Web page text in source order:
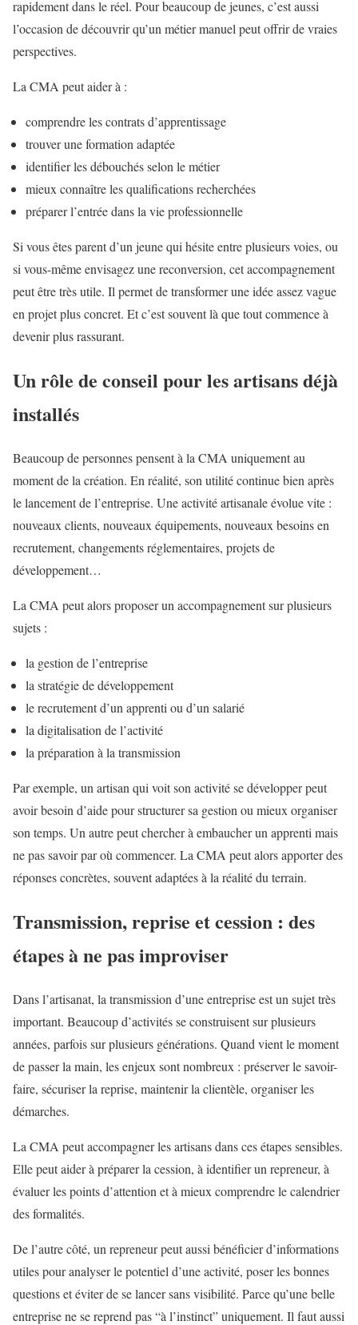
rapidement dans le réel. Pour beaucoup de jeunes, c’est aussi
l’occasion de découvrir qu’un métier manuel peut offrir de vraies
perspectives.
La CMA peut aider à :
comprendre les contrats d’apprentissage
trouver une formation adaptée
identifier les débouchés selon le métier
mieux connaître les qualifications recherchées
préparer l’entrée dans la vie professionnelle
Si vous êtes parent d’un jeune qui hésite entre plusieurs voies, ou
si vous-même envisagez une reconversion, cet accompagnement
peut être très utile. Il permet de transformer une idée assez vague
en projet plus concret. Et c’est souvent là que tout commence à
devenir plus rassurant.
Un rôle de conseil pour les artisans déjà
installés
Beaucoup de personnes pensent à la CMA uniquement au
moment de la création. En réalité, son utilité continue bien après
le lancement de l’entreprise. Une activité artisanale évolue vite :
nouveaux clients, nouveaux équipements, nouveaux besoins en
recrutement, changements réglementaires, projets de
développement…
La CMA peut alors proposer un accompagnement sur plusieurs
sujets :
la gestion de l’entreprise
la stratégie de développement
le recrutement d’un apprenti ou d’un salarié
la digitalisation de l’activité
la préparation à la transmission
Par exemple, un artisan qui voit son activité se développer peut
avoir besoin d’aide pour structurer sa gestion ou mieux organiser
son temps. Un autre peut chercher à embaucher un apprenti mais
ne pas savoir par où commencer. La CMA peut alors apporter des
réponses concrètes, souvent adaptées à la réalité du terrain.
Transmission, reprise et cession : des
étapes à ne pas improviser
Dans l’artisanat, la transmission d’une entreprise est un sujet très
important. Beaucoup d’activités se construisent sur plusieurs
années, parfois sur plusieurs générations. Quand vient le moment
de passer la main, les enjeux sont nombreux : préserver le savoir-
faire, sécuriser la reprise, maintenir la clientèle, organiser les
démarches.
La CMA peut accompagner les artisans dans ces étapes sensibles.
Elle peut aider à préparer la cession, à identifier un repreneur, à
évaluer les points d’attention et à mieux comprendre le calendrier
des formalités.
De l’autre côté, un repreneur peut aussi bénéficier d’informations
utiles pour analyser le potentiel d’une activité, poser les bonnes
questions et éviter de se lancer sans visibilité. Parce qu’une belle
entreprise ne se reprend pas “à l’instinct” uniquement. Il faut aussi